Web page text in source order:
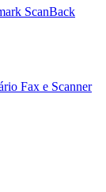
ScanBack
Fax e Scanner